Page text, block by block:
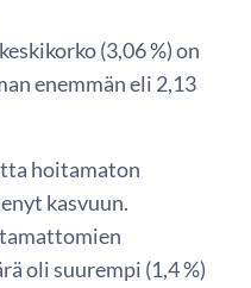
(3,06 %) on
enemmän eli 2,13
hoitamaton
kasvuun.
oli suurempi (1,4 %)